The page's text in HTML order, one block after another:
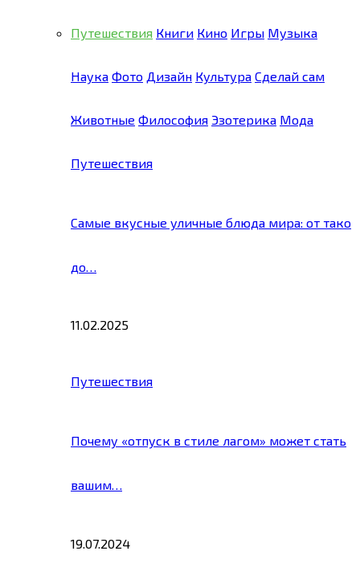
Путешествия Книги Кино Игры Музыка
Наука Фото Дизайн Культура Сделай сам
Животные Философия Эзотерика Мода
Путешествия
Самые вкусные уличные блюда мира: от тако
до…
11.02.2025
Путешествия
Почему «отпуск в стиле лагом» может стать
вашим…
19.07.2024